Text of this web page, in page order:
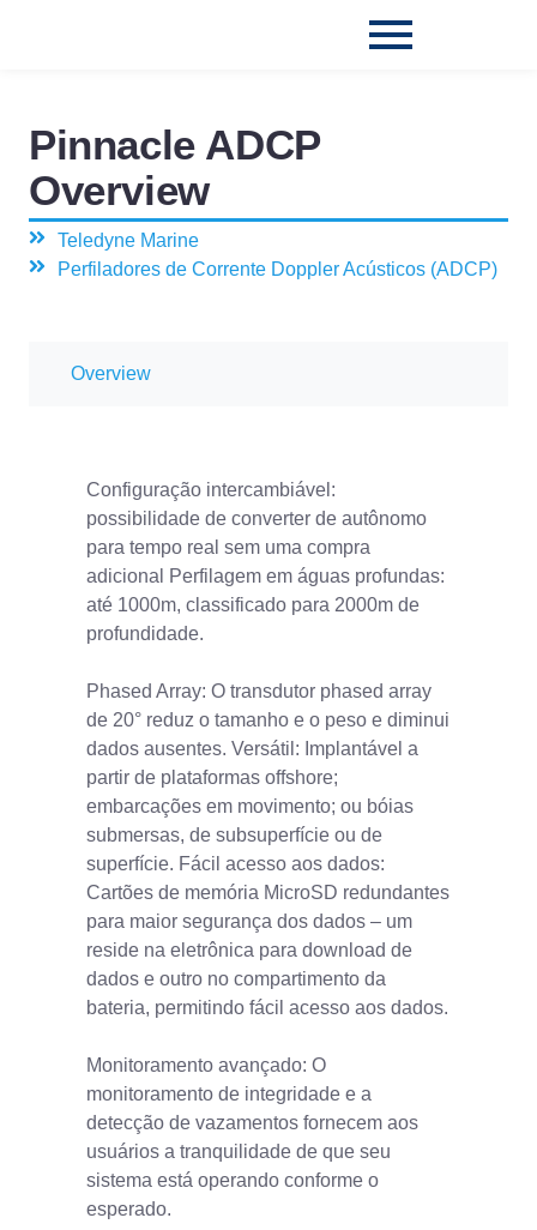
Pinnacle ADCP
Overview
Teledyne Marine
Perfiladores de Corrente Doppler Acústicos (ADCP)
Overview
Configuração intercambiável:
possibilidade de converter de autônomo
para tempo real sem uma compra
adicional Perfilagem em águas profundas:
até 1000m, classificado para 2000m de
profundidade.
Phased Array: O transdutor phased array
de 20° reduz o tamanho e o peso e diminui
dados ausentes. Versátil: Implantável a
partir de plataformas offshore;
embarcações em movimento; ou bóias
submersas, de subsuperfície ou de
superfície. Fácil acesso aos dados:
Cartões de memória MicroSD redundantes
para maior segurança dos dados – um
reside na eletrônica para download de
dados e outro no compartimento da
bateria, permitindo fácil acesso aos dados.
Monitoramento avançado: O
monitoramento de integridade e a
detecção de vazamentos fornecem aos
usuários a tranquilidade de que seu
sistema está operando conforme o
esperado.